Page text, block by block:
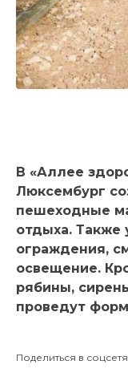
В «Аллее
Люксембург
пешеходные
отдыха. Также
ограждения,
освещение.
рябины,
проведут
Поделиться в